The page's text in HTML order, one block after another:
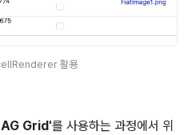
활용
Grid'를 사용하는 과정에서 위